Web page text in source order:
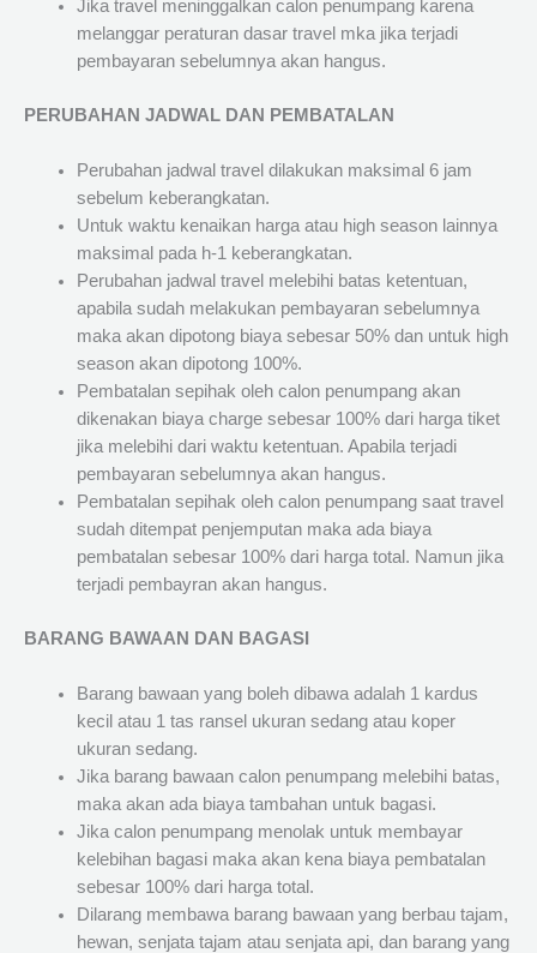
Jika travel meninggalkan calon penumpang karena
melanggar peraturan dasar travel mka jika terjadi
pembayaran sebelumnya akan hangus.
PERUBAHAN JADWAL DAN PEMBATALAN
Perubahan jadwal travel dilakukan maksimal 6 jam
sebelum keberangkatan.
Untuk waktu kenaikan harga atau high season lainnya
maksimal pada h-1 keberangkatan.
Perubahan jadwal travel melebihi batas ketentuan,
apabila sudah melakukan pembayaran sebelumnya
maka akan dipotong biaya sebesar 50% dan untuk high
season akan dipotong 100%.
Pembatalan sepihak oleh calon penumpang akan
dikenakan biaya charge sebesar 100% dari harga tiket
jika melebihi dari waktu ketentuan. Apabila terjadi
pembayaran sebelumnya akan hangus.
Pembatalan sepihak oleh calon penumpang saat travel
sudah ditempat penjemputan maka ada biaya
pembatalan sebesar 100% dari harga total. Namun jika
terjadi pembayran akan hangus.
BARANG BAWAAN DAN BAGASI
Barang bawaan yang boleh dibawa adalah 1 kardus
kecil atau 1 tas ransel ukuran sedang atau koper
ukuran sedang.
Jika barang bawaan calon penumpang melebihi batas,
maka akan ada biaya tambahan untuk bagasi.
Jika calon penumpang menolak untuk membayar
kelebihan bagasi maka akan kena biaya pembatalan
sebesar 100% dari harga total.
Dilarang membawa barang bawaan yang berbau tajam,
hewan, senjata tajam atau senjata api, dan barang yang